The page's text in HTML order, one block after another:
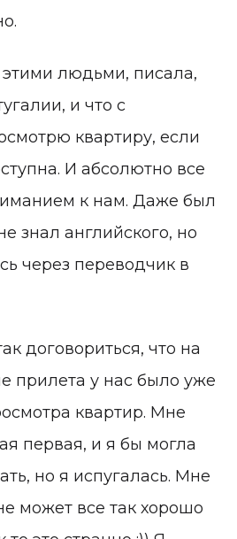
этими людьми, писала,
и что с
квартиру, если
И абсолютно все
к нам. Даже был
знал английского, но
через переводчик в
договориться, что на
прилета у нас было уже
квартир. Мне
первая, и я бы могла
но я испугалась. Мне
может все так хорошо